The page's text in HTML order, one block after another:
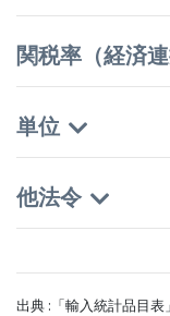
関税率（経済連
単位
他法令
出典 :「輸入統計品目